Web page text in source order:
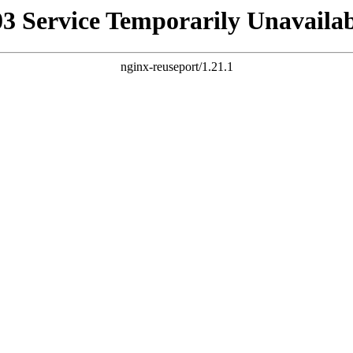
Service Temporarily
nginx-reuseport/1.21.1